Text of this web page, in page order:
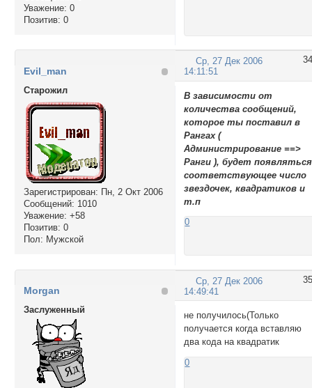
Уважение: 0
Позитив: 0
34
Ср, 27 Дек 2006
14:11:51
Evil_man
Cтарожил
Зарегистрирован: Пн, 2 Окт 2006
Сообщений: 1010
Уважение: +58
Позитив: 0
Пол: Мужской
В зависимости от
количества сообщений,
которое ты поставил в
Рангах (
Администрирование ==>
Ранги ), будет появляться
соответствующее число
звездочек, квадратиков и
т.п
0
35
Ср, 27 Дек 2006
14:49:41
Morgan
Заслуженный
не получилось(Только
получается когда вставляю
два кода на квадратик
0